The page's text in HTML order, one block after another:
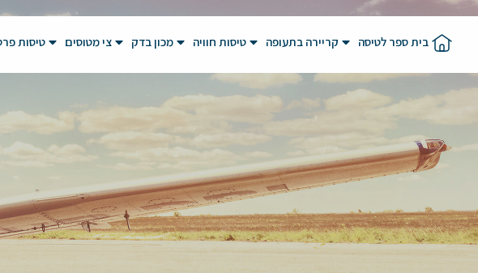
בית ספר לטיסה קריירה בתעופה טיסות חוויה מכון בדק צי מטוסים טיסות